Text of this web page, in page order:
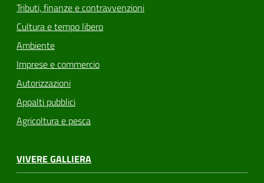
Tributi, finanze e contravvenzioni
Cultura e tempo libero
Ambiente
Imprese e commercio
Autorizzazioni
Appalti pubblici
Agricoltura e pesca
VIVERE GALLIERA